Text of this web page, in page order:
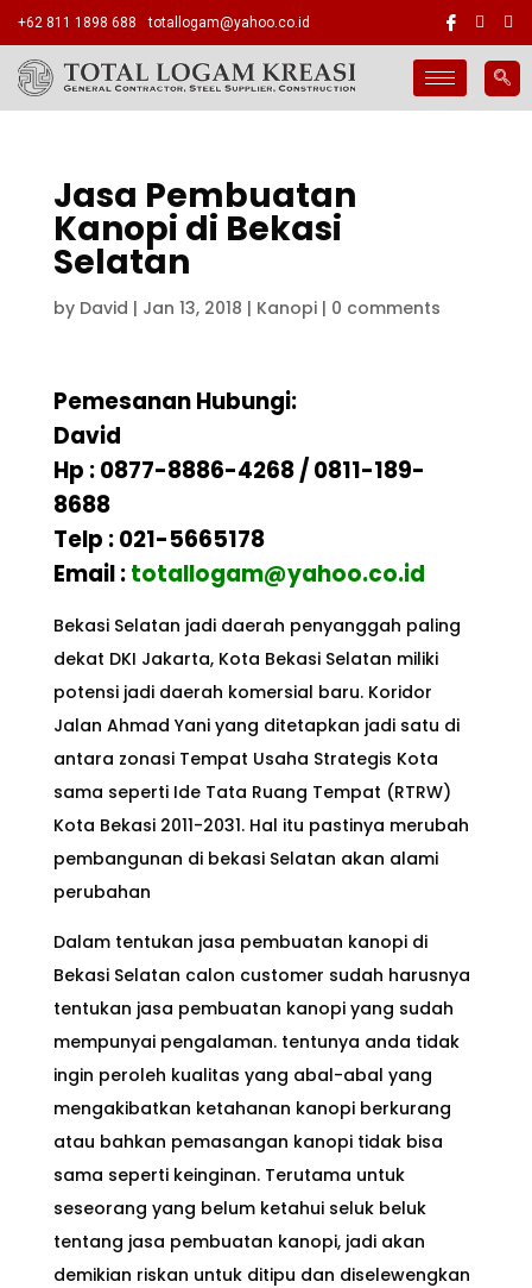
+62 811 1898 688 totallogam@yahoo.co.id
Jasa Pembuatan
Kanopi di Bekasi
Selatan
by David | Jan 13, 2018 | Kanopi| 0 comments
Pemesanan Hubungi:
David
Hp : 0877-8886-4268 / 0811-189-
8688
Telp : 021-5665178
Email :totallogam@yahoo.co.id
Bekasi Selatan jadi daerah penyanggah paling
dekat DKI Jakarta, Kota Bekasi Selatan miliki
potensi jadi daerah komersial baru. Koridor
Jalan Ahmad Yani yang ditetapkan jadi satu di
antara zonasi Tempat Usaha Strategis Kota
sama seperti Ide Tata Ruang Tempat (RTRW)
Kota Bekasi 2011-2031. Hal itu pastinya merubah
pembangunan di bekasi Selatan akan alami
perubahan
Dalam tentukan jasa pembuatan kanopi di
Bekasi Selatan calon customer sudah harusnya
tentukan jasa pembuatan kanopi yang sudah
mempunyai pengalaman. tentunya anda tidak
ingin peroleh kualitas yang abal-abal yang
mengakibatkan ketahanan kanopi berkurang
atau bahkan pemasangan kanopi tidak bisa
sama seperti keinginan. Terutama untuk
seseorang yang belum ketahui seluk beluk
tentang jasa pembuatan kanopi, jadi akan
demikian riskan untuk ditipu dan diselewengkan